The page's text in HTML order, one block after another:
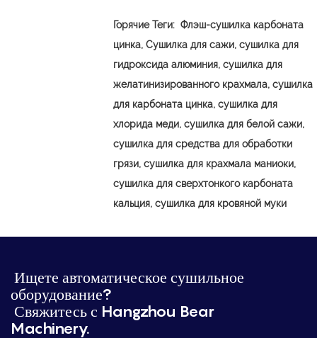
Горячие Теги: Флэш-сушилка карбоната
цинка, Сушилка для сажи, сушилка для
гидроксида алюминия, сушилка для
желатинизированного крахмала, сушилка
для карбоната цинка, сушилка для
хлорида меди, сушилка для белой сажи,
сушилка для средства для обработки
грязи, сушилка для крахмала маниоки,
сушилка для сверхтонкого карбоната
кальция, сушилка для кровяной муки
Ищете автоматическое сушильное
оборудование?
Свяжитесь с Hangzhou Bear
Machinery.